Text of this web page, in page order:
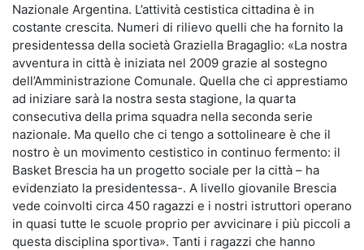
Nazionale Argentina. L’attività cestistica cittadina è in
costante crescita. Numeri di rilievo quelli che ha fornito la
presidentessa della società Graziella Bragaglio: «La nostra
avventura in città è iniziata nel 2009 grazie al sostegno
dell’Amministrazione Comunale. Quella che ci apprestiamo
ad iniziare sarà la nostra sesta stagione, la quarta
consecutiva della prima squadra nella seconda serie
nazionale. Ma quello che ci tengo a sottolineare è che il
nostro è un movimento cestistico in continuo fermento: il
Basket Brescia ha un progetto sociale per la città – ha
evidenziato la presidentessa-. A livello giovanile Brescia
vede coinvolti circa 450 ragazzi e i nostri istruttori operano
in quasi tutte le scuole proprio per avvicinare i più piccoli a
questa disciplina sportiva». Tanti i ragazzi che hanno